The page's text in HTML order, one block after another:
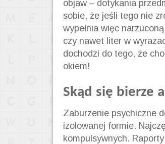
objaw – dotykania
sobie, że jeśli tego nie
wypełnia więc
czy nawet liter w
dochodzi do tego, że
okiem!
Skąd się bierze
Zaburzenie psychiczne
izolowanej formie.
kompulsywnych.